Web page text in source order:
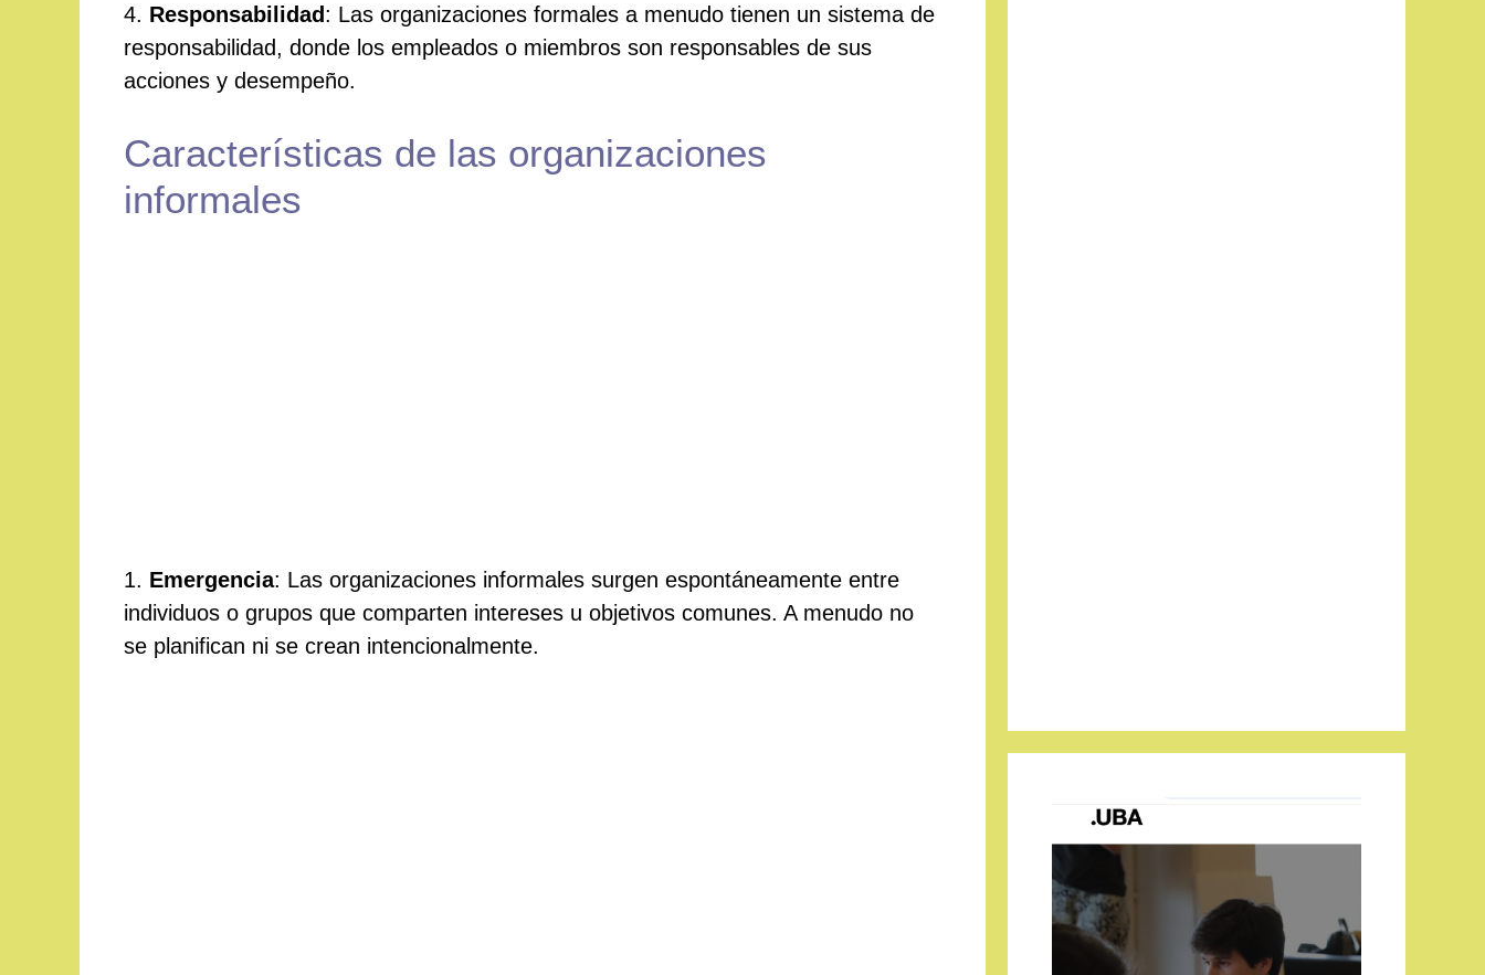
4. Responsabilidad: Las organizaciones formales a menudo tienen un sistema de
responsabilidad, donde los empleados o miembros son responsables de sus
acciones y desempeño.
Características de las organizaciones
informales
1. Emergencia: Las organizaciones informales surgen espontáneamente entre
individuos o grupos que comparten intereses u objetivos comunes. A menudo no
se planifican ni se crean intencionalmente.